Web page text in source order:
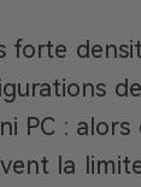
forte
PC : alors
la